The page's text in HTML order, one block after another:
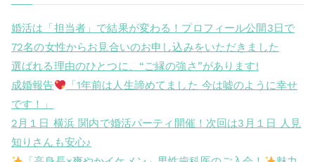
婚活は「担当者」で結果が変わる！プロフィール公開3日で
72名の女性からお見合いのお申し込みをいただきました
選ばれる理由のひとつに、“ご縁の強さ”があります!
成婚報告
「1年前は人生諦めてました 今は嘘のように幸せ
です！」
2月１日 横浜 関内で婚活パーティ開催！次回は3月１日 人見
知りさんも安心♪